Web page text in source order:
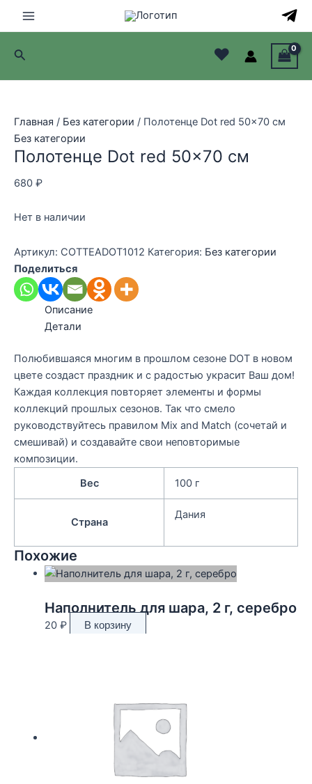
Main
Menu
Поиск ♥
Главная / Без категории / Полотенце Dot red 50×70 см
Без категории
Полотенце Dot red 50×70 см
680 ₽
Нет в наличии
Артикул: COTTEADOT1012 Категория: Без категории
Поделиться
Описание
Детали
Полюбившаяся многим в прошлом сезоне DOT в новом
цвете создаст праздник и с радостью украсит Ваш дом!
Каждая коллекция повторяет элементы и формы
коллекций прошлых сезонов. Так что смело
руководствуйтесь правилом Mix and Match (сочетай и
смешивай) и создавайте свои неповторимые
композиции.
Вес
100 г
Страна
Дания
Похожие
Наполнитель для шара, 2 г, серебро
20 ₽ В корзину